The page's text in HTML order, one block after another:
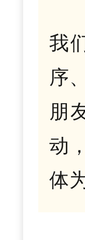
我
序
朋
动
体